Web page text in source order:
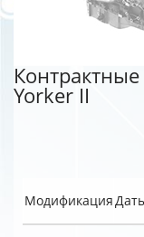
Yorker II
Модификация